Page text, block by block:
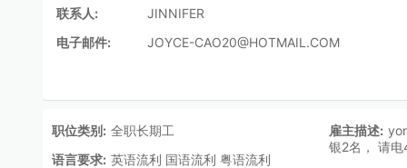
联系人:
JINNIFER
电子邮件:
JOYCE-CAO20@HOTMAIL.COM
职位类别: 全职长期工 雇主描述:
银2名， 请
语言要求: 英语流利 国语流利 粤语流利